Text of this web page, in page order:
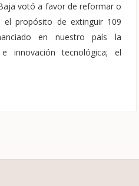
votó a favor de reformar o
el propósito de extinguir 109
en nuestro país la
innovación tecnológica; el